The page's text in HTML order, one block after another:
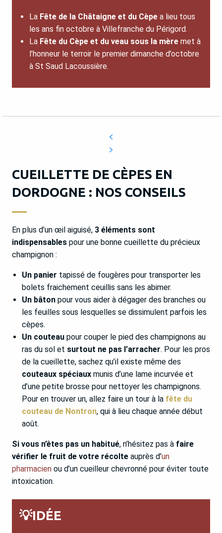
La Fête de la Châtaigne et du Cèpe a lieu tous
les ans fin octobre à Villefranche du Périgord.
La Fête du Cèpe et du veau sous la mère met à
l’honneur le terroir le premier dimanche d’octobre
à St Saud Lacoussière.
CUEILLETTE DE CÈPES EN
DORDOGNE : NOS CONSEILS
En plus d’un œil aiguisé, 3 éléments sont
indispensables pour une bonne cueillette du précieux
champignon :
Un panier tapissé de fougères pour transporter les
bolets fraichement ceuillis sans les abimer.
Un bâton pour vous aider à dégager des branches ou
les feuilles sous lesquelles se dissimulent parfois les
cèpes.
Un couteau pour couper le pied des champignons au
ras du sol et surtout ne pas l’arracher. Pour les pros
de la cueillette, sachez qu’il existe même des
couteaux spéciaux munis d’une lame incurvée et
d’une petite brosse pour nettoyer les champignons.
Pour en trouver un, allez faire un tour à la fête du
couteau de Nontron, qui à lieu chaque année début
août.
Si vous n’êtes pas un habitué, n’hésitez pas à faire
vérifier le fruit de votre récolte auprès d’un
pharmacien ou d’un cueilleur chevronné pour éviter toute
intoxication.
💡IDÉE